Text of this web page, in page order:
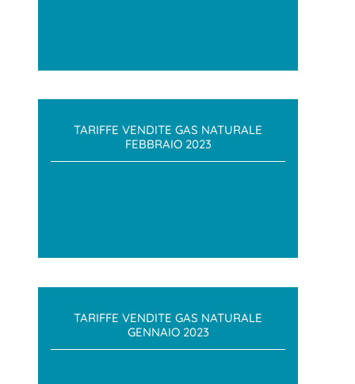
TARIFFE VENDITE GAS NATURALE
FEBBRAIO 2023
TARIFFE VENDITE GAS NATURALE
GENNAIO 2023